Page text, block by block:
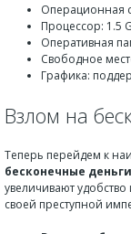
Операционная
Процессор: 1.5
Оперативная
Свободное
Графика:
Взлом на
Теперь перейдем к
бесконечные деньги
увеличивают
своей преступной